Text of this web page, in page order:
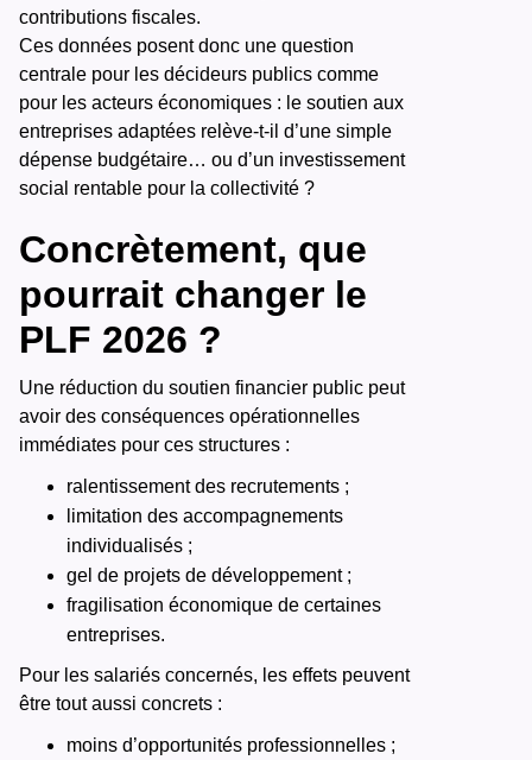
contributions fiscales.
Ces données posent donc une question
centrale pour les décideurs publics comme
pour les acteurs économiques : le soutien aux
entreprises adaptées relève-t-il d’une simple
dépense budgétaire… ou d’un investissement
social rentable pour la collectivité ?
Concrètement, que
pourrait changer le
PLF 2026 ?
Une réduction du soutien financier public peut
avoir des conséquences opérationnelles
immédiates pour ces structures :
ralentissement des recrutements ;
limitation des accompagnements
individualisés ;
gel de projets de développement ;
fragilisation économique de certaines
entreprises.
Pour les salariés concernés, les effets peuvent
être tout aussi concrets :
moins d’opportunités professionnelles ;